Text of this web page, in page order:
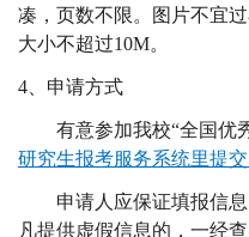
凑，页数不限。图片不宜
大小不超过10M。
4 、申请方式
有意参加我校“全国优
研究生报考服务系统里提
申请人应保证填报信
凡提供虚假信息的，一经